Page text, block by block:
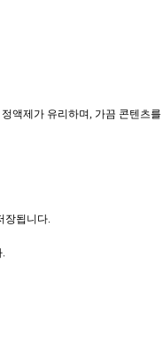
액제가 유리하며, 가끔 콘텐츠
장됩니다.